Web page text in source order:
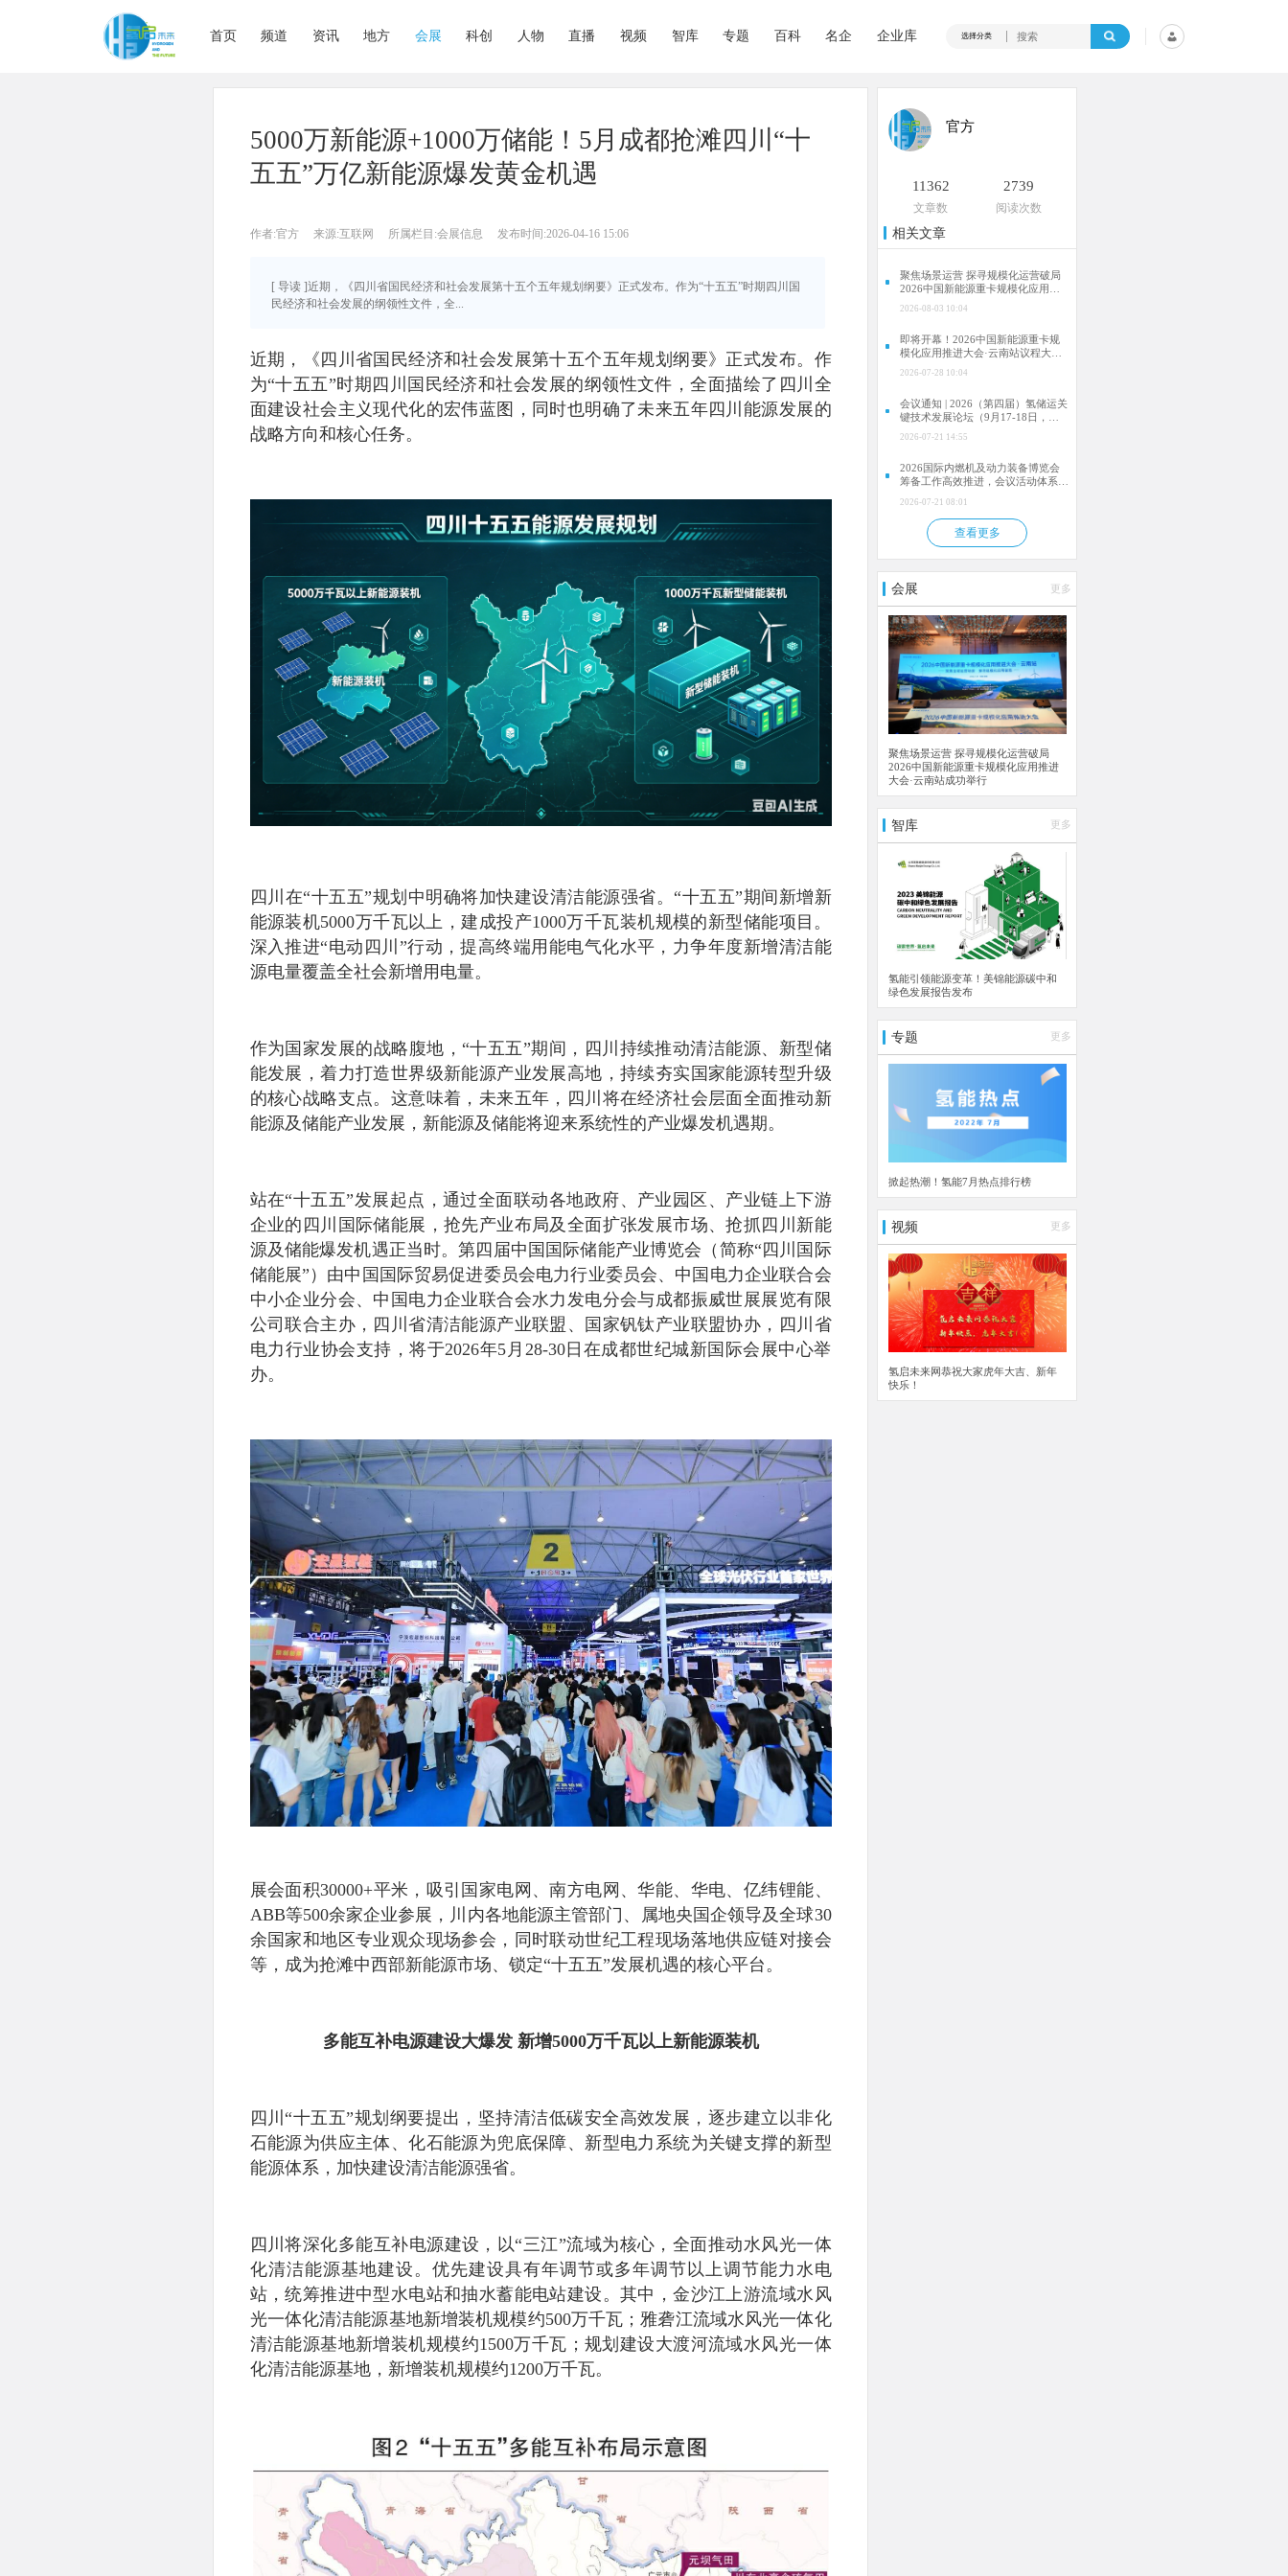
首页 频道 资讯 地方 会展 科创 人物 直播 视频 智库 专题 百科 名企 企业库 选择分类
5000万新能源+1000万储能！5月成都抢滩四川“十
五五”万亿新能源爆发黄金机遇
作者:官方 来源:互联网 所属栏目:会展信息 发布时间:2026-04-16 15:06
[ 导读 ]近期，《四川省国民经济和社会发展第十五个五年规划纲要》正式发布。作为“十五五”时期四川国
民经济和社会发展的纲领性文件，全...
近期，《四川省国民经济和社会发展第十五个五年规划纲要》正式发布。作
为“十五五”时期四川国民经济和社会发展的纲领性文件，全面描绘了四川全
面建设社会主义现代化的宏伟蓝图，同时也明确了未来五年四川能源发展的
战略方向和核心任务。
四川在“十五五”规划中明确将加快建设清洁能源强省。“十五五”期间新增新
能源装机5000万千瓦以上，建成投产1000万千瓦装机规模的新型储能项目。
深入推进“电动四川”行动，提高终端用能电气化水平，力争年度新增清洁能
源电量覆盖全社会新增用电量。
作为国家发展的战略腹地，“十五五”期间，四川持续推动清洁能源、新型储
能发展，着力打造世界级新能源产业发展高地，持续夯实国家能源转型升级
的核心战略支点。这意味着，未来五年，四川将在经济社会层面全面推动新
能源及储能产业发展，新能源及储能将迎来系统性的产业爆发机遇期。
站在“十五五”发展起点，通过全面联动各地政府、产业园区、产业链上下游
企业的四川国际储能展，抢先产业布局及全面扩张发展市场、抢抓四川新能
源及储能爆发机遇正当时。第四届中国国际储能产业博览会（简称“四川国际
储能展”）由中国国际贸易促进委员会电力行业委员会、中国电力企业联合会
中小企业分会、中国电力企业联合会水力发电分会与成都振威世展展览有限
公司联合主办，四川省清洁能源产业联盟、国家钒钛产业联盟协办，四川省
电力行业协会支持，将于2026年5月28-30日在成都世纪城新国际会展中心举
办。
展会面积30000+平米，吸引国家电网、南方电网、华能、华电、亿纬锂能、
ABB等500余家企业参展，川内各地能源主管部门、属地央国企领导及全球30
余国家和地区专业观众现场参会，同时联动世纪工程现场落地供应链对接会
等，成为抢滩中西部新能源市场、锁定“十五五”发展机遇的核心平台。
多能互补电源建设大爆发 新增5000万千瓦以上新能源装机
四川“十五五”规划纲要提出，坚持清洁低碳安全高效发展，逐步建立以非化
石能源为供应主体、化石能源为兜底保障、新型电力系统为关键支撑的新型
能源体系，加快建设清洁能源强省。
四川将深化多能互补电源建设，以“三江”流域为核心，全面推动水风光一体
化清洁能源基地建设。优先建设具有年调节或多年调节以上调节能力水电
站，统筹推进中型水电站和抽水蓄能电站建设。其中，金沙江上游流域水风
光一体化清洁能源基地新增装机规模约500万千瓦；雅砻江流域水风光一体化
清洁能源基地新增装机规模约1500万千瓦；规划建设大渡河流域水风光一体
化清洁能源基地，新增装机规模约1200万千瓦。
官方
11362
文章数
2739
阅读次数
相关文章
聚焦场景运营 探寻规模化运营破局
2026中国新能源重卡规模化应用推
2026-08-03 10:04
即将开幕！2026中国新能源重卡规
模化应用推进大会·云南站议程大曝
2026-07-28 10:04
会议通知 | 2026（第四届）氢储运关
键技术发展论坛（9月17-18日，合
2026-07-21 14:55
2026国际内燃机及动力装备博览会
筹备工作高效推进，会议活动体系逐
2026-07-21 08:01
查看更多
会展 更多
聚焦场景运营 探寻规模化运营破局
2026中国新能源重卡规模化应用推进
大会·云南站成功举行
智库 更多
氢能引领能源变革！美锦能源碳中和
绿色发展报告发布
专题 更多
掀起热潮！氢能7月热点排行榜
视频 更多
氢启未来网恭祝大家虎年大吉、新年
快乐！